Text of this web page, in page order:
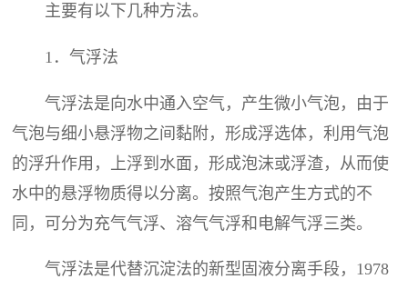
主要有以下几种方法。
1．气浮法
气浮法是向水中通入空气，产生微小气泡，由于
气泡与细小悬浮物之间黏附，形成浮选体，利用气泡
的浮升作用，上浮到水面，形成泡沫或浮渣，从而使
水中的悬浮物质得以分离。按照气泡产生方式的不
同，可分为充气气浮、溶气气浮和电解气浮三类。
气浮法是代替沉淀法的新型固液分离手段，1978